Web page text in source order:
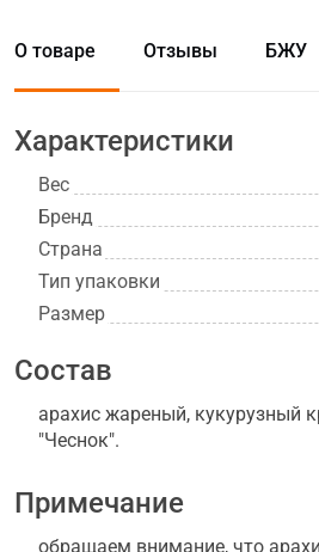
О товаре Отзывы БЖУ
Характеристики
Вес
Бренд
Страна
Тип упаковки
Размер
Состав
арахис жареный, кукурузный
"Чеснок".
Примечание
обращаем внимание, что